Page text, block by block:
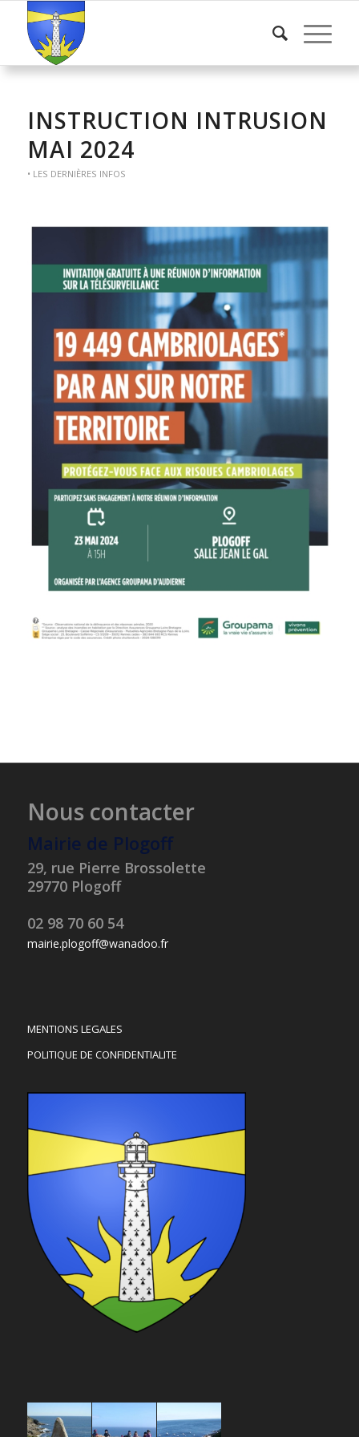
INSTRUCTION INTRUSION
MAI 2024
• LES DERNIÈRES INFOS
Nous contacter
Mairie de Plogoff
29, rue Pierre Brossolette
29770 Plogoff
02 98 70 60 54
mairie.plogoff@wanadoo.fr
MENTIONS LEGALES
POLITIQUE DE CONFIDENTIALITE